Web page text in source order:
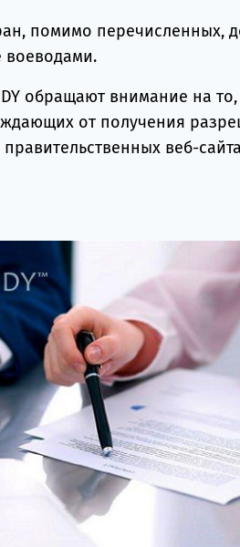
помимо перечисленных,
воеводами.
обращают внимание на
от получения
веб-